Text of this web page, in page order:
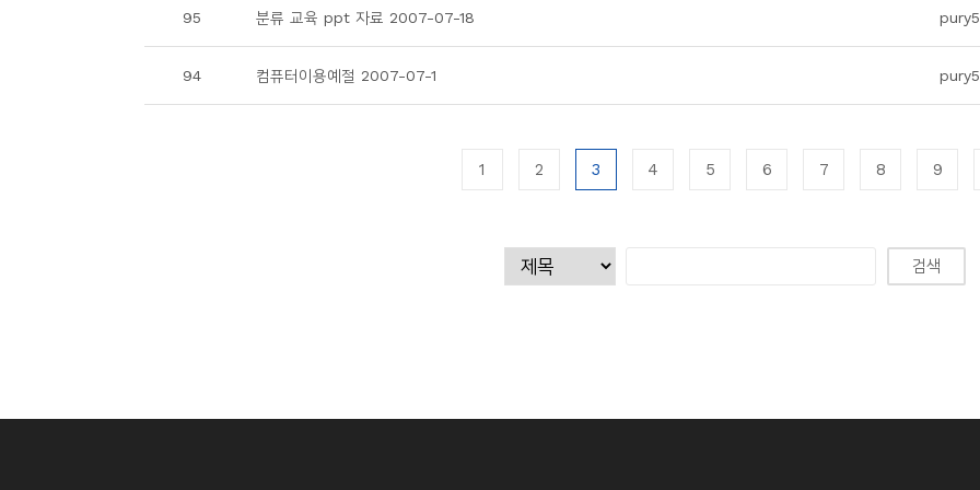
95 분류 교육 ppt 자료 2007-07-18 pury5
94 컴퓨터이용예절 2007-07-1 pury5
1 2 3 4 5 6 7 8 9